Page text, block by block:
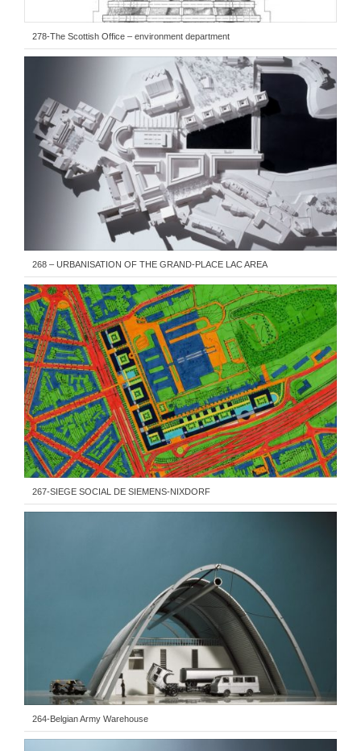
278-The Scottish Office – environment department
268 – URBANISATION OF THE GRAND-PLACE LAC AREA
267-SIEGE SOCIAL DE SIEMENS-NIXDORF
264-Belgian Army Warehouse